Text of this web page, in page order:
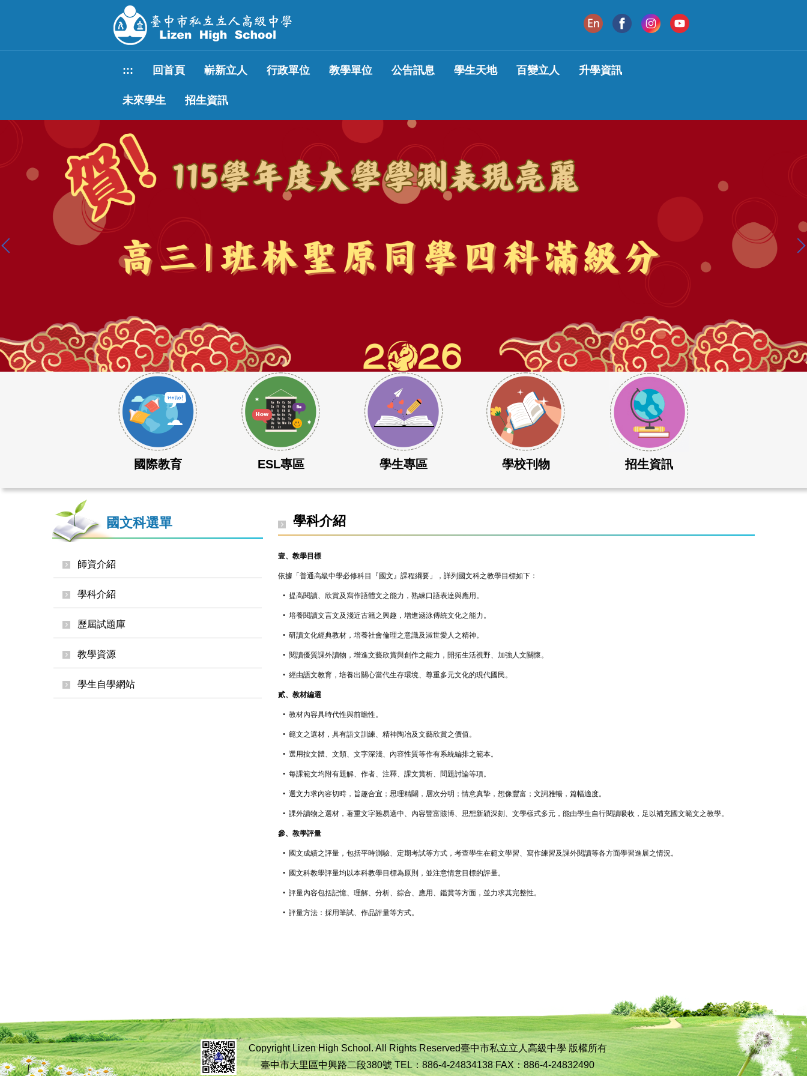
要
::: 回首頁 嶄新立人 行政單位 教學單位 公告訊息 學生天地 百變立人 升學資訊
未來學生 招生資訊
115學年度大學學測成績表現優異
國際教育 ESL專區 學生專區 學校刊物 招生資訊
國文科選單
師資介紹
學科介紹
歷屆試題庫
教學資源
學生自學網站
學科介紹
壹、教學目標
依據「普通高級中學必修科目『國文』課程綱要」，詳列國文科之教學目標如下：
• 提高閱讀、欣賞及寫作語體文之能力，熟練口語表達與應用。
• 培養閱讀文言文及淺近古籍之興趣，增進涵泳傳統文化之能力。
• 研讀文化經典教材，培養社會倫理之意識及淑世愛人之精神。
• 閱讀優質課外讀物，增進文藝欣賞與創作之能力，開拓生活視野、加強人文關懷。
• 經由語文教育，培養出關心當代生存環境、尊重多元文化的現代國民。
貳、教材編選
• 教材內容具時代性與前瞻性。
• 範文之選材，具有語文訓練、精神陶冶及文藝欣賞之價值。
• 選用按文體、文類、文字深淺、內容性質等作有系統編排之範本。
• 每課範文均附有題解、作者、注釋、課文賞析、問題討論等項。
• 選文力求內容切時，旨趣合宜；思理精闢，層次分明；情意真摯，想像豐富；文詞雅暢，篇幅適度。
• 課外讀物之選材，著重文字難易適中、內容豐富賅博、思想新穎深刻、文學樣式多元，能由學生自行閱讀吸收，足以補充國文範文之教學。
參、教學評量
• 國文成績之評量，包括平時測驗、定期考試等方式，考查學生在範文學習、寫作練習及課外閱讀等各方面學習進展之情況。
• 國文科教學評量均以本科教學目標為原則，並注意情意目標的評量。
• 評量內容包括記憶、理解、分析、綜合、應用、鑑賞等方面，並力求其完整性。
• 評量方法：採用筆試、作品評量等方式。
Copyright Lizen High School. All Rights Reserved臺中市私立立人高級中學 版權所有
臺中市大里區中興路二段380號 TEL：886-4-24834138 FAX：886-4-24832490